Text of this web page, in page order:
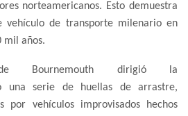
norteamericanos. Esto demuestra
de transporte milenario en
mil años.
Bournemouth dirigió la
una serie de huellas de arrastre,
por vehículos improvisados ​​hechos